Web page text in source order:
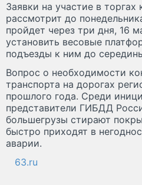
Заявки на участие в
рассмотрит до
пройдет через три дня, 16
установить весовые
подъезды к ним до
Вопрос о необходимости
транспорта на дорогах
прошлого года. Среди
представители ГИБДД
большегрузы стирают
быстро приходят в
аварии.
63.ru